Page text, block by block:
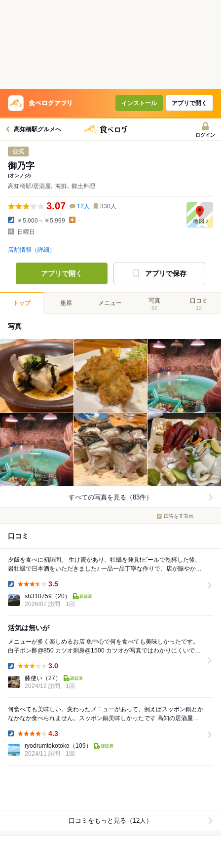
インストール アプリで開く
高知橋駅グルメへ
ログイン
公式
御乃字
(オンノジ)
高知橋駅/居酒屋､ 海鮮､ 郷土料理
3.07 12 人 330人
￥5,000～￥5,999
-
日曜日
店舗情報（詳細）
アプリで開く アプリで保存
トップ 座席 メニュー 写真
82
口コミ
12
写真
すべての写真を見る（83件）
広告を非表示
口コミ
夕飯を食べに初訪問。 生け簀があり、牡蠣を発見❗️ビールで乾杯した後、
岩牡蠣で日本酒をいただきました♪ 一品一品丁寧な作りで、店が賑やかな
3.5
sh310759 （20）
2026/07 訪問
1回
活気は無いが
メニューが多く楽しめるお店 魚中心で何を食べても美味しかったです。
白子ポン酢@850 カツオ刺身@1500 カツオが写真ではわかりにくいです
3.0
膝使い （27）
2024/12 訪問
1回
何食べても美味しい。変わったメニューがあって、例えばスッポン鍋とか
なかなか食べられません。スッポン鍋美味しかったです 高知の居酒屋ら
4.3
ryodrumtokotoko （109）
2024/11 訪問
1回
口コミをもっと見る（12人）